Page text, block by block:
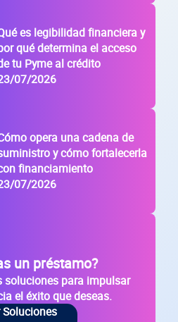
es legibilidad financiera y
qué determina el acceso
tu Pyme al crédito
07/2026
opera una cadena de
y cómo fortalecerla
financiamiento
07/2026
un préstamo?
soluciones para impulsar
el éxito que deseas.
Soluciones
Calle
financiadas en los últimos 30 días